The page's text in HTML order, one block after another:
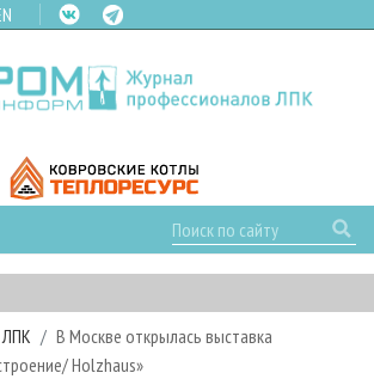
В Москве открылась выставка
Holzhaus»